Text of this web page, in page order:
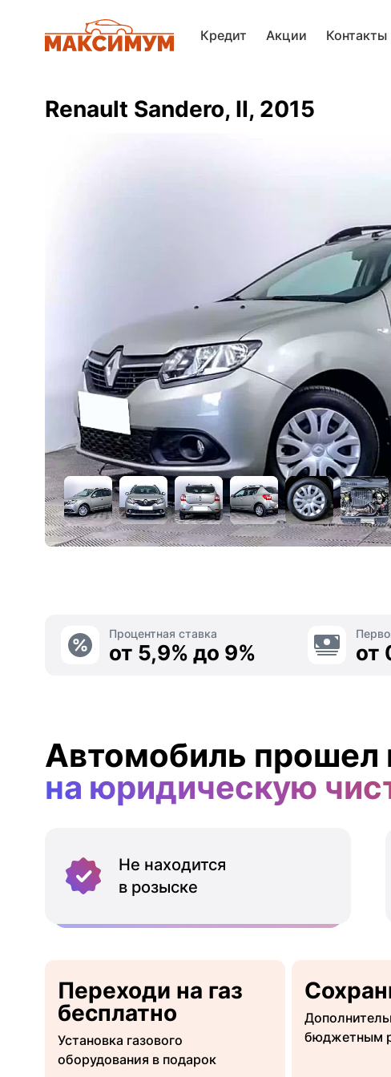
Кредит Акции Контакты
Renault Sandero, II, 2015
Процентная ставка
от 5,9% до 9% от
Автомобиль прошел
на юридическую
Не находится
в розыске
Переходи на газ
бесплатно
Установка газового
оборудования в подарок
бюджетным